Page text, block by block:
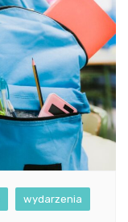
wydarzenia